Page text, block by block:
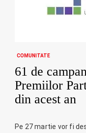
COMUNITATE
61 de
Premiilor
din acest an
Pe 27 martie vor fi